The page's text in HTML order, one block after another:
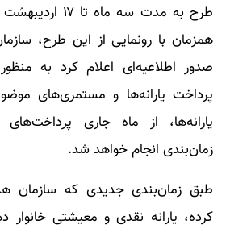
طرح به مدت سه
همزمان با رونمایی از این طرح،
صدور اطلاعیه‌ای اعلام کرد به
پرداخت یارانه‌ها و مستمری‌های
یارانه‌ها، از ماه جاری
زمان‌بندی انجام خواهد شد.
طبق زمان‌بندی جدیدی که سازمان
کرده، یارانه نقدی و معیشتی